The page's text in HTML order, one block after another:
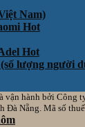
Nam)
lượng người
vận hành bởi Công
Đà Nẵng. Mã số